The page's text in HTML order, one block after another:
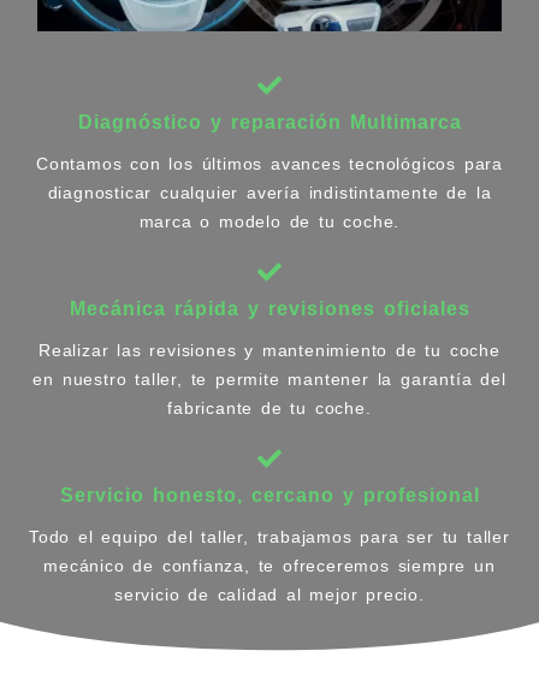
Diagnóstico y reparación Multimarca
Contamos con los últimos avances tecnológicos para
diagnosticar cualquier avería indistintamente de la
marca o modelo de tu coche.
Mecánica rápida y revisiones oficiales
Realizar las revisiones y mantenimiento de tu coche
en nuestro taller, te permite mantener la garantía del
fabricante de tu coche.
Servicio honesto, cercano y profesional
Todo el equipo del taller, trabajamos para ser tu taller
mecánico de confianza, te ofreceremos siempre un
servicio de calidad al mejor precio.